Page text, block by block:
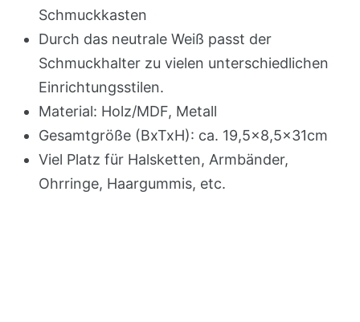
Schmuckkasten
Durch das neutrale Weiß passt der
Schmuckhalter zu vielen unterschiedlichen
Einrichtungsstilen.
Material: Holz/MDF, Metall
Gesamtgröße (BxTxH): ca. 19,5×8,5x31cm
Viel Platz für Halsketten, Armbänder,
Ohrringe, Haargummis, etc.